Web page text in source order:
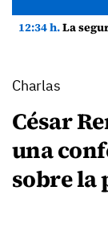
12:34 h.La seguridad y
Charlas
César
una
sobre la